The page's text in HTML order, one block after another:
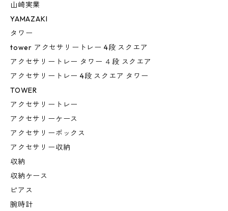
山崎実業
YAMAZAKI
タワー
tower アクセサリートレー 4段 スクエア
アクセサリートレー タワー ４段 スクエア
アクセサリートレー 4段 スクエア タワー
TOWER
アクセサリートレー
アクセサリーケース
アクセサリーボックス
アクセサリー収納
収納
収納ケース
ピアス
腕時計